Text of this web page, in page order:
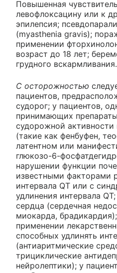
Повышенная
левофлоксацину или к
эпилепсия;
(myasthenia gravis);
применении
возраст до 18 лет;
грудного вскармливания.
С осторожностью
пациентов,
судорог; у пациентов,
принимающих
судорожной активности
(такие как фенбуфен,
латентном или
глюкозо-6-
нарушении функции
известными факторами
интервала QT или с
удлинения интервала
сердца (сердечная
миокарда,
применении
способных удлинять
(антиаритмические
трициклические
нейролептики); у